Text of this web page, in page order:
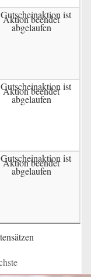
Aktion beendet
Aktion beendet
Aktion beendet